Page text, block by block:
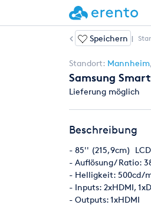
Weitere Artikel |
Speichern
Standort: Mannheim,
Samsung
Lieferung möglich
Beschreibung
- 85'' (215,9cm)
- Auflösung/ Ratio:
- Helligkeit: 500cd/
- Inputs: 2xHDMI,
- Outputs: 1xHDMI